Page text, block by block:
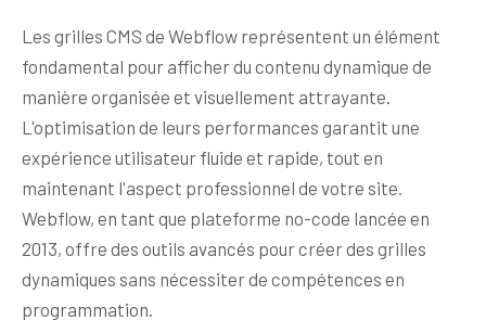
Les grilles CMS de Webflow représentent un élément
fondamental pour afficher du contenu dynamique de
manière organisée et visuellement attrayante.
L'optimisation de leurs performances garantit une
expérience utilisateur fluide et rapide, tout en
maintenant l'aspect professionnel de votre site.
Webflow, en tant que plateforme no-code lancée en
2013, offre des outils avancés pour créer des grilles
dynamiques sans nécessiter de compétences en
programmation.